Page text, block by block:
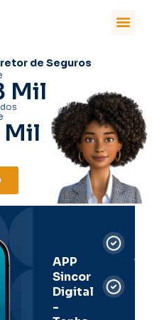
de Seguros
Mil
Mil
APP
Sincor
Digital
-